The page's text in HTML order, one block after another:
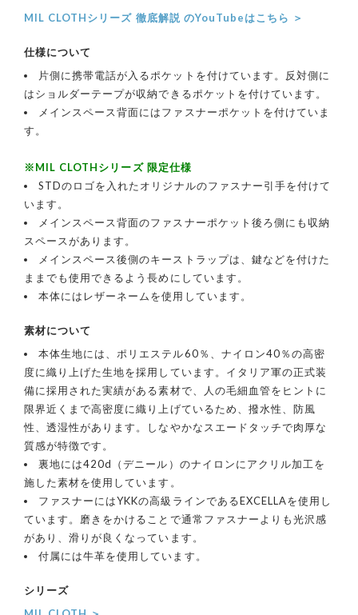
MIL CLOTHシリーズ 徹底解説 のYouTubeはこちら ＞
仕様について
片側に携帯電話が入るポケットを付けています。反対側に
はショルダーテープが収納できるポケットを付けています。
メインスペース背面にはファスナーポケットを付けていま
す。
※MIL CLOTHシリーズ 限定仕様
STDのロゴを入れたオリジナルのファスナー引手を付けて
います。
メインスペース背面のファスナーポケット後ろ側にも収納
スペースがあります。
メインスペース後側のキーストラップは、鍵などを付けた
ままでも使用できるよう長めにしています。
本体にはレザーネームを使用しています。
素材について
本体生地には、ポリエステル60％、ナイロン40％の高密
度に織り上げた生地を採用しています。イタリア軍の正式装
備に採用された実績がある素材で、人の毛細血管をヒントに
限界近くまで高密度に織り上げているため、撥水性、防風
性、透湿性があります。しなやかなスエードタッチで肉厚な
質感が特徴です。
裏地には420d（デニール）のナイロンにアクリル加工を
施した素材を使用しています。
ファスナーにはYKKの高級ラインであるEXCELLAを使用し
ています。磨きをかけることで通常ファスナーよりも光沢感
があり、滑りが良くなっています。
付属には牛革を使用しています。
シリーズ